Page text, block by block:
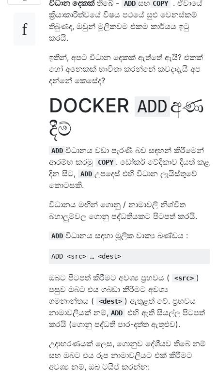
විධාන දෙකක්තිබේ - ADD සහ COPY
. ඒවායේ
ක්‍රියාකාරිත්වයේ විෂය පථයේ සුළු වෙනස්කම්
තිබුණද, ඔවුන් මූලිකවම එකම කාර්යය ඉටු
කරයි.
ඉතින්, අපට විධාන දෙකක් ඇත්තේ ඇයි? එකක්
හෝ අනෙකක් භාවිතා කරන්නේ කවදාදැයි අප
දන්නේ කෙසේද?
DOCKER ADD අණ
දීම්
ADD විධානය වඩා පැරණි බව සඳහන් කිරීමෙන්
ආරම්භ කරමු
COPY . ඩෝකර් වේදිකාව දියත් කළ
දින සිට,
ADD උපදෙස් එහි විධාන ලැයිස්තුවේ
කොටසකි.
විධානය මඟින් ගොනු / නාමාවලි නිශ්චිත
බහාලුම්වල ගොනු පද්ධතියකට පිටපත් කරයි.
ADD විධානය සඳහා මූලික වාක්‍ය ඛණ්ඩය :
ඔබට පිටපත් කිරීමට අවශ්‍ය ප්‍රභවය ( <src> )
පසුව ඔබට එය ගබඩා කිරීමට අවශ්‍ය
ගමනාන්තය (
<dest> ) ඇතුළත් වේ. ප්‍රභවය
නාමාවලියක් නම්, ADD
එහි ඇති සියල්ල පිටපත්
කරයි (ගොනු පද්ධති පාර-දත්ත ඇතුළුව).
උදාහරණයක් ලෙස, ගොනුව දේශීයව තිබේ නම්
සහ ඔබට එය රූප නාමාවලියට එක් කිරීමට
අවශ්‍ය නම්, ඔබ ටයිප් කරන්න: